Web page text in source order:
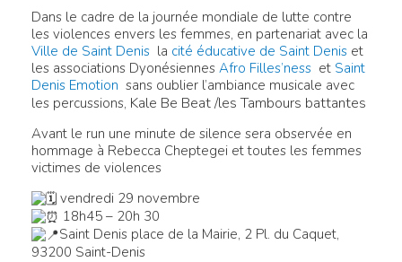
Dans le cadre de la journée mondiale de lutte contre
les violences envers les femmes, en partenariat avec la
Ville de Saint Denis la cité éducative de Saint Denis et
les associations Dyonésiennes Afro Filles’ness et Saint
Denis Emotion sans oublier l’ambiance musicale avec
les percussions, Kale Be Beat /les Tambours battantes
Avant le run une minute de silence sera observée en
hommage à Rebecca Cheptegei et toutes les femmes
victimes de violences
vendredi 29 novembre
18h45 – 20h 30
Saint Denis place de la Mairie, 2 Pl. du Caquet,
93200 Saint-Denis